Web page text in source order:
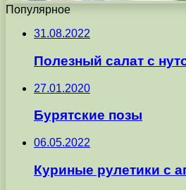
Популярное
31.08.2022
Полезный салат с
27.01.2020
Бурятские позы
06.05.2022
Куриные рулетики с